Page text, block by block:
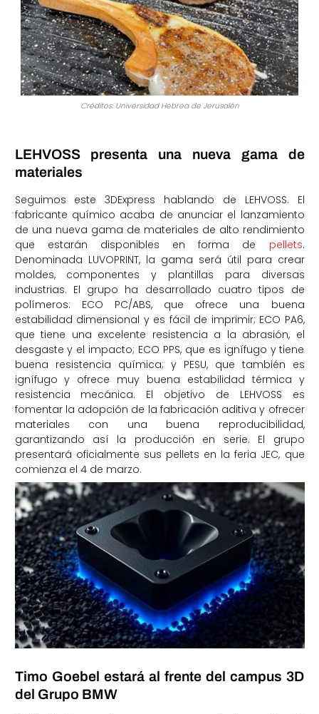
Créditos: Universidad Hebrea de Jerusalén
LEHVOSS presenta una nueva gama de
materiales
Seguimos este 3DExpress hablando de LEHVOSS. El
fabricante químico acaba de anunciar el lanzamiento
de una nueva gama de materiales de alto rendimiento
que estarán disponibles en forma de pellets.
Denominada LUVOPRINT, la gama será útil para crear
moldes, componentes y plantillas para diversas
industrias. El grupo ha desarrollado cuatro tipos de
polímeros: ECO PC/ABS, que ofrece una buena
estabilidad dimensional y es fácil de imprimir; ECO PA6,
que tiene una excelente resistencia a la abrasión, el
desgaste y el impacto; ECO PPS, que es ignífugo y tiene
buena resistencia química; y PESU, que también es
ignífugo y ofrece muy buena estabilidad térmica y
resistencia mecánica. El objetivo de LEHVOSS es
fomentar la adopción de la fabricación aditiva y ofrecer
materiales con una buena reproducibilidad,
garantizando así la producción en serie. El grupo
presentará oficialmente sus pellets en la feria JEC, que
comienza el 4 de marzo.
Timo Goebel estará al frente del campus 3D
del Grupo BMW